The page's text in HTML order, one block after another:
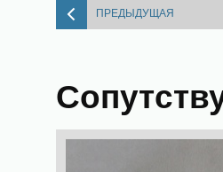
ПРЕДЫДУЩАЯ